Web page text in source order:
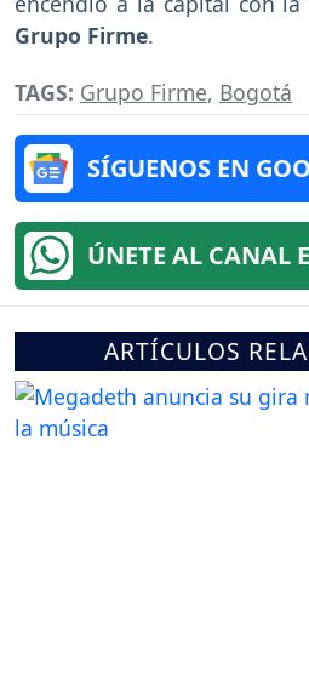
Grupo Firme.
TAGS: Grupo Firme, Bogotá
SÍGUENOS EN
ÚNETE AL CANAL
ARTÍCULOS